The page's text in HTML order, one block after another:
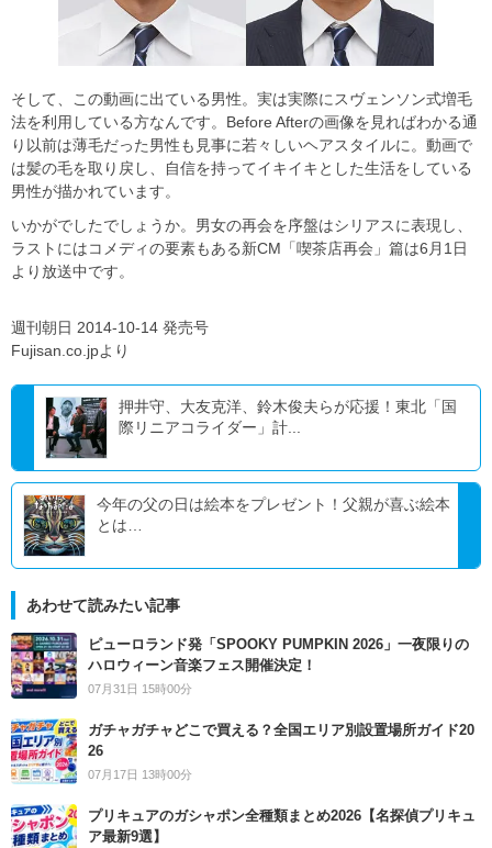
そして、この動画に出ている男性。実は実際にスヴェンソン式増毛
法を利用している方なんです。Before Afterの画像を見ればわかる通
り以前は薄毛だった男性も見事に若々しいヘアスタイルに。動画で
は髪の毛を取り戻し、自信を持ってイキイキとした生活をしている
男性が描かれています。
いかがでしたでしょうか。男女の再会を序盤はシリアスに表現し、
ラストにはコメディの要素もある新CM「喫茶店再会」篇は6月1日
より放送中です。
週刊朝日 2014-10-14 発売号
Fujisan.co.jpより
押井守、大友克洋、鈴木俊夫らが応援！東北「国
際リニアコライダー」計...
今年の父の日は絵本をプレゼント！父親が喜ぶ絵本
とは…
あわせて読みたい記事
ピューロランド発「SPOOKY PUMPKIN 2026」一夜限りの
ハロウィーン音楽フェス開催決定！
07月31日 15時00分
ガチャガチャどこで買える？全国エリア別設置場所ガイド20
26
07月17日 13時00分
プリキュアのガシャポン全種類まとめ2026【名探偵プリキュ
ア最新9選】